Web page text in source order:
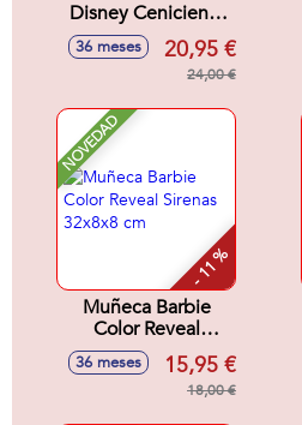
Disney Cenicienta
Reveal Con
Accesorios
Sorpresa.32x18x6
36 meses 20,95 €
24,00 €
NOVEDAD
- 11 %
Muñeca Barbie
Color Reveal
Sirenas 32x8x8 cm
36 meses 15,95 €
18,00 €